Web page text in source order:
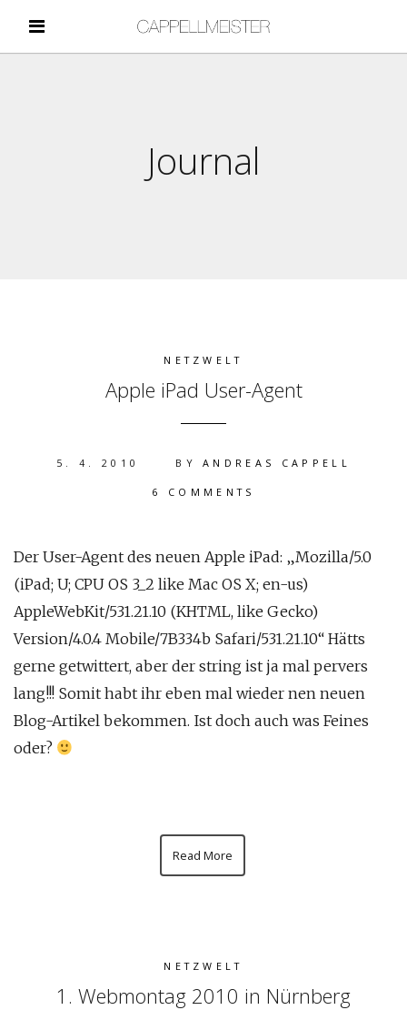
Journal
NETZWELT
Apple iPad User-Agent
5. 4. 2010 BYANDREAS CAPPELL
6 COMMENTS
Der User-Agent des neuen Apple iPad: „Mozilla/5.0
(iPad; U; CPU OS 3_2 like Mac OS X; en-us)
AppleWebKit/531.21.10 (KHTML, like Gecko)
Version/4.0.4 Mobile/7B334b Safari/531.21.10“ Hätts
gerne getwittert, aber der string ist ja mal pervers
lang!!! Somit habt ihr eben mal wieder nen neuen
Blog-Artikel bekommen. Ist doch auch was Feines
oder?
Read More
NETZWELT
1. Webmontag 2010 in Nürnberg